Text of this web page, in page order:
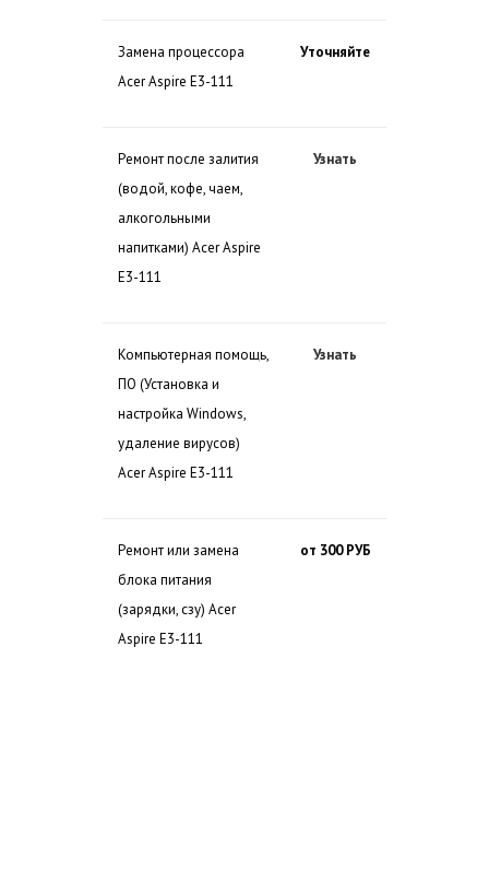
Замена процессора
Acer Aspire E3-111
Уточняйте
Ремонт после залития
(водой, кофе, чаем,
алкогольными
напитками) Acer Aspire
E3-111
Узнать
Компьютерная помощь,
ПО (Установка и
настройка Windows,
удаление вирусов)
Acer Aspire E3-111
Узнать
Ремонт или замена
блока питания
(зарядки, сзу) Acer
Aspire E3-111
от 300 РУБ